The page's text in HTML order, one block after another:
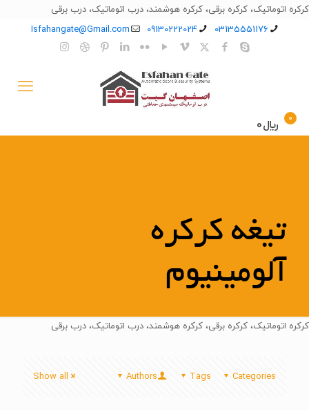
کرکره اتوماتیک، کرکره برقی، کرکره هوشمند، درب اتوماتیک، درب برقی
03135551176
09130222024
Isfahangate@Gmail.com
0 ﷼0
تیغه کرکره
آلومینیوم
کرکره اتوماتیک، کرکره برقی، کرکره هوشمند، درب اتوماتیک، درب برقی
Categories
Tags
Authors
Show all